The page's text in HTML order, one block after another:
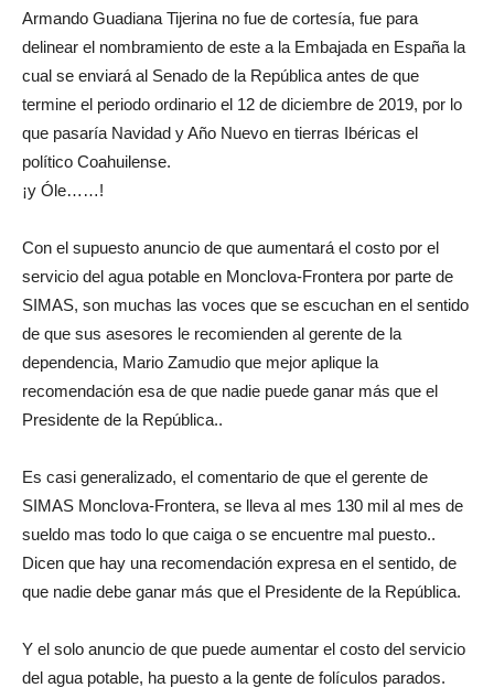
Armando Guadiana Tijerina no fue de cortesía, fue para
delinear el nombramiento de este a la Embajada en España la
cual se enviará al Senado de la República antes de que
termine el periodo ordinario el 12 de diciembre de 2019, por lo
que pasaría Navidad y Año Nuevo en tierras Ibéricas el
político Coahuilense.
¡y Óle……!
Con el supuesto anuncio de que aumentará el costo por el
servicio del agua potable en Monclova-Frontera por parte de
SIMAS, son muchas las voces que se escuchan en el sentido
de que sus asesores le recomienden al gerente de la
dependencia, Mario Zamudio que mejor aplique la
recomendación esa de que nadie puede ganar más que el
Presidente de la República..
Es casi generalizado, el comentario de que el gerente de
SIMAS Monclova-Frontera, se lleva al mes 130 mil al mes de
sueldo mas todo lo que caiga o se encuentre mal puesto..
Dicen que hay una recomendación expresa en el sentido, de
que nadie debe ganar más que el Presidente de la República.
Y el solo anuncio de que puede aumentar el costo del servicio
del agua potable, ha puesto a la gente de folículos parados.